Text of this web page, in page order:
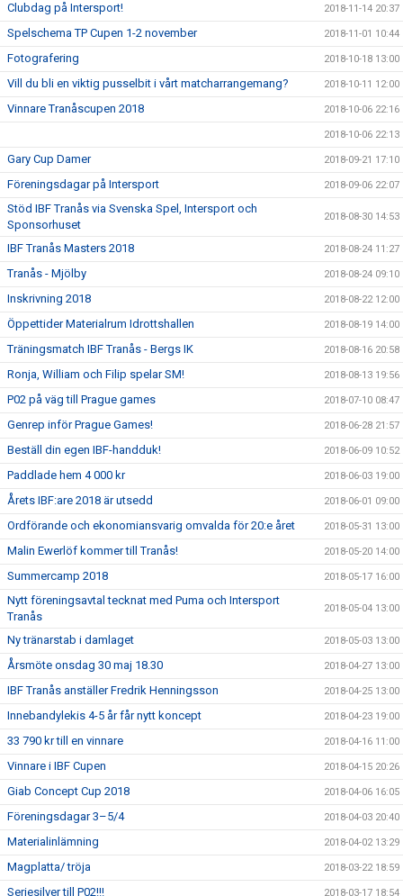
Clubdag på Intersport! 2018-11-14 20:37
Spelschema TP Cupen 1-2 november 2018-11-01 10:44
Fotografering 2018-10-18 13:00
Vill du bli en viktig pusselbit i vårt matcharrangemang? 2018-10-11 12:00
Vinnare Tranåscupen 2018 2018-10-06 22:16
2018-10-06 22:13
Gary Cup Damer 2018-09-21 17:10
Föreningsdagar på Intersport 2018-09-06 22:07
Stöd IBF Tranås via Svenska Spel, Intersport och
Sponsorhuset
2018-08-30 14:53
IBF Tranås Masters 2018 2018-08-24 11:27
Tranås - Mjölby 2018-08-24 09:10
Inskrivning 2018 2018-08-22 12:00
Öppettider Materialrum Idrottshallen 2018-08-19 14:00
Träningsmatch IBF Tranås - Bergs IK 2018-08-16 20:58
Ronja, William och Filip spelar SM! 2018-08-13 19:56
P02 på väg till Prague games 2018-07-10 08:47
Genrep inför Prague Games! 2018-06-28 21:57
Beställ din egen IBF-handduk! 2018-06-09 10:52
Paddlade hem 4 000 kr 2018-06-03 19:00
Årets IBF:are 2018 är utsedd 2018-06-01 09:00
Ordförande och ekonomiansvarig omvalda för 20:e året 2018-05-31 13:00
Malin Ewerlöf kommer till Tranås! 2018-05-20 14:00
Summercamp 2018 2018-05-17 16:00
Nytt föreningsavtal tecknat med Puma och Intersport
Tranås
2018-05-04 13:00
Ny tränarstab i damlaget 2018-05-03 13:00
Årsmöte onsdag 30 maj 18.30 2018-04-27 13:00
IBF Tranås anställer Fredrik Henningsson 2018-04-25 13:00
Innebandylekis 4-5 år får nytt koncept 2018-04-23 19:00
33 790 kr till en vinnare 2018-04-16 11:00
Vinnare i IBF Cupen 2018-04-15 20:26
Giab Concept Cup 2018 2018-04-06 16:05
Föreningsdagar 3–5/4 2018-04-03 20:40
Materialinlämning 2018-04-02 13:29
Magplatta/ tröja 2018-03-22 18:59
Seriesilver till P02!!! 2018-03-17 18:54